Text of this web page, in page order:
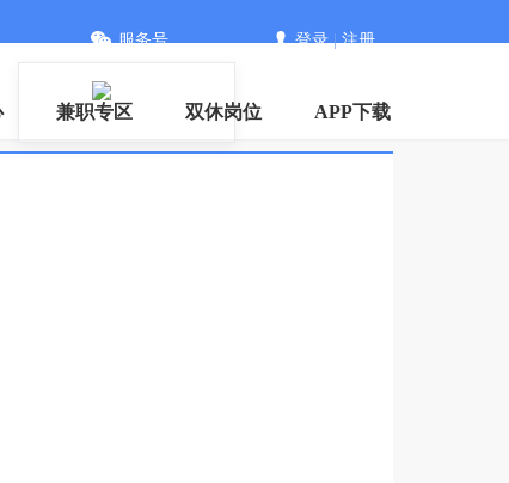
服务号 登录|注册
兼职专区 双休岗位 APP下载